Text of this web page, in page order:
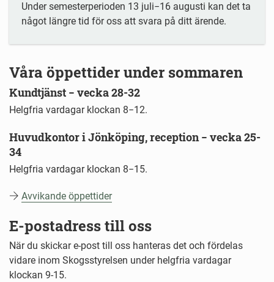
Under semesterperioden 13 juli−16 augusti kan det ta
något längre tid för oss att svara på ditt ärende.
Våra öppettider under sommaren
Kundtjänst − vecka 28-32
Helgfria vardagar klockan 8−12.
Huvudkontor i Jönköping, reception − vecka 25-
34
Helgfria vardagar klockan 8−15.
Avvikande öppettider
E-postadress till oss
När du skickar e-post till oss hanteras det och fördelas
vidare inom Skogsstyrelsen under helgfria vardagar
klockan 9-15.